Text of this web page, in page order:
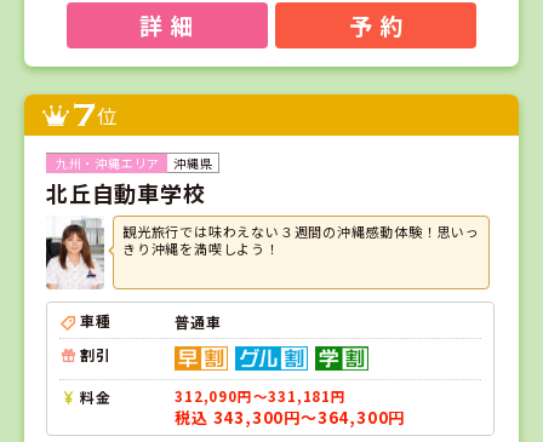
詳 細 予 約
7位
沖縄県
北丘自動車学校
観光旅行では味わえない３週間の沖縄感動体験！思いっ
きり沖縄を満喫しよう！
車種
普通車
割引
料金 312,090円～331,181円
税込 343,300円～364,300円